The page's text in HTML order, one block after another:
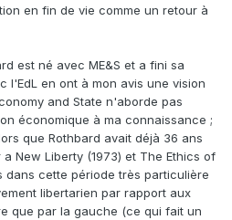
en fin de vie comme un retour à
est né avec ME&S et a fini sa
l'EdL en ont à mon avis une vision
and State n'aborde pas
économique à ma connaissance ;
que Rothbard avait déjà 36 ans
New Liberty (1973) et The Ethics of
dans cette période très particulière
libertarien par rapport aux
que par la gauche (ce qui fait un